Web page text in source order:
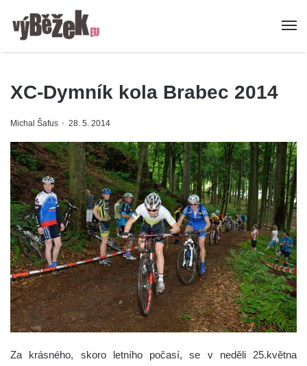
XC-Dymník kola Brabec 2014
Michal Šafus 28. 5. 2014
Za krásného, skoro letního počasí, se v neděli 25.května